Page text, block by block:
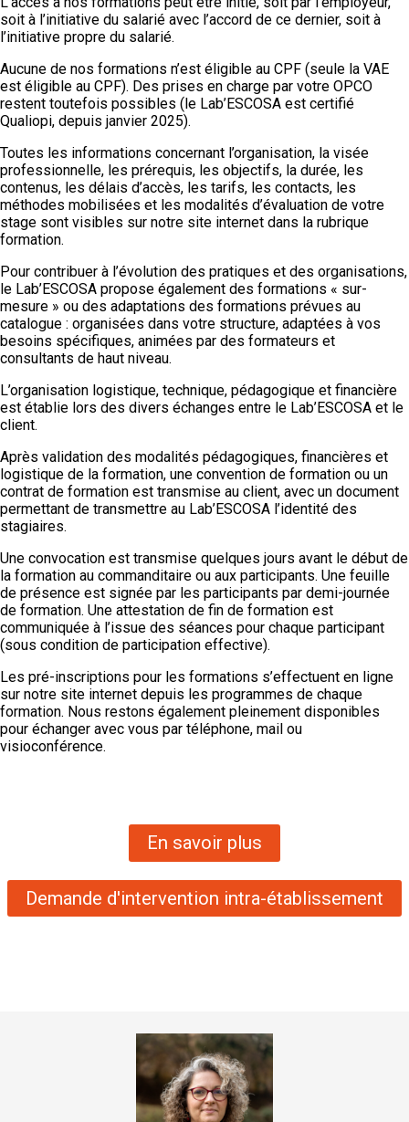
soit à l’initiative du salarié avec l’accord de ce dernier, soit à
l’initiative propre du salarié.
Aucune de nos formations n’est éligible au CPF (seule la VAE
est éligible au CPF). Des prises en charge par votre OPCO
restent toutefois possibles (le Lab’ESCOSA est certifié
Qualiopi, depuis janvier 2025).
Toutes les informations concernant l’organisation, la visée
professionnelle, les prérequis, les objectifs, la durée, les
contenus, les délais d’accès, les tarifs, les contacts, les
méthodes mobilisées et les modalités d’évaluation de votre
stage sont visibles sur notre site internet dans la rubrique
formation.
Pour contribuer à l’évolution des pratiques et des organisations,
le Lab’ESCOSA propose également des formations « sur-
mesure » ou des adaptations des formations prévues au
catalogue : organisées dans votre structure, adaptées à vos
besoins spécifiques, animées par des formateurs et
consultants de haut niveau.
L’organisation logistique, technique, pédagogique et financière
est établie lors des divers échanges entre le Lab’ESCOSA et le
client.
Après validation des modalités pédagogiques, financières et
logistique de la formation, une convention de formation ou un
contrat de formation est transmise au client, avec un document
permettant de transmettre au Lab’ESCOSA l’identité des
stagiaires.
Une convocation est transmise quelques jours avant le début de
la formation au commanditaire ou aux participants. Une feuille
de présence est signée par les participants par demi-journée
de formation. Une attestation de fin de formation est
communiquée à l’issue des séances pour chaque participant
(sous condition de participation effective).
Les pré-inscriptions pour les formations s’effectuent en ligne
sur notre site internet depuis les programmes de chaque
formation. Nous restons également pleinement disponibles
pour échanger avec vous par téléphone, mail ou
visioconférence.
En savoir plus
Demande d'intervention intra-établissement